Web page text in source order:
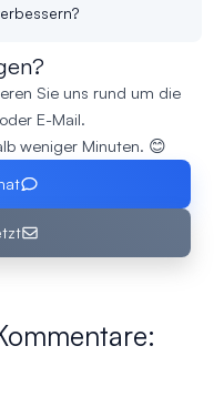
Sie uns rund um die
E-Mail.
weniger Minuten. 😊